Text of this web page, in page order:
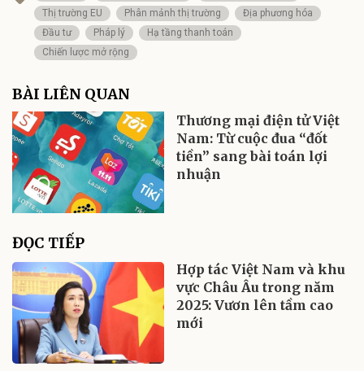
Thị trường EU
Phân mảnh thị trường
Địa phương hóa
Đầu tư
Pháp lý
Hạ tầng thanh toán
Chiến lược mở rộng
BÀI LIÊN QUAN
Thương mại điện tử Việt
Nam: Từ cuộc đua “đốt
tiền” sang bài toán lợi
nhuận
ĐỌC TIẾP
Hợp tác Việt Nam và khu
vực Châu Âu trong năm
2025: Vươn lên tầm cao
mới